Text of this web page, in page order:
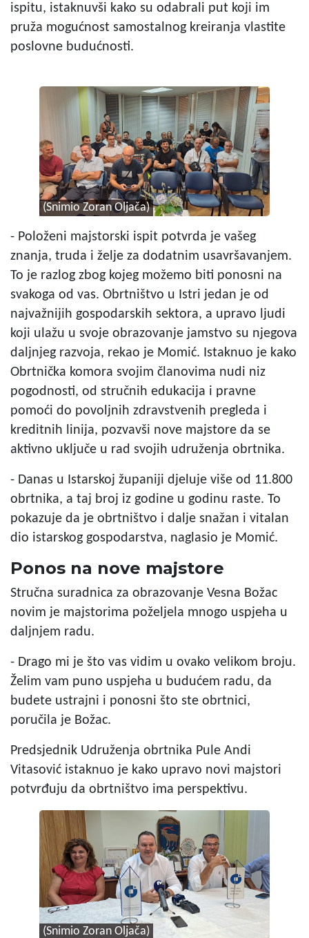
ispitu, istaknuvši kako su odabrali put koji im
pruža mogućnost samostalnog kreiranja vlastite
poslovne budućnosti.
(Snimio Zoran Oljača)
- Položeni majstorski ispit potvrda je vašeg
znanja, truda i želje za dodatnim usavršavanjem.
To je razlog zbog kojeg možemo biti ponosni na
svakoga od vas. Obrtništvo u Istri jedan je od
najvažnijih gospodarskih sektora, a upravo ljudi
koji ulažu u svoje obrazovanje jamstvo su njegova
daljnjeg razvoja, rekao je Momić. Istaknuo je kako
Obrtnička komora svojim članovima nudi niz
pogodnosti, od stručnih edukacija i pravne
pomoći do povoljnih zdravstvenih pregleda i
kreditnih linija, pozvavši nove majstore da se
aktivno uključe u rad svojih udruženja obrtnika.
- Danas u Istarskoj županiji djeluje više od 11.800
obrtnika, a taj broj iz godine u godinu raste. To
pokazuje da je obrtništvo i dalje snažan i vitalan
dio istarskog gospodarstva, naglasio je Momić.
Ponos na nove majstore
Stručna suradnica za obrazovanje Vesna Božac
novim je majstorima poželjela mnogo uspjeha u
daljnjem radu.
- Drago mi je što vas vidim u ovako velikom broju.
Želim vam puno uspjeha u budućem radu, da
budete ustrajni i ponosni što ste obrtnici,
poručila je Božac.
Predsjednik Udruženja obrtnika Pule Andi
Vitasović istaknuo je kako upravo novi majstori
potvrđuju da obrtništvo ima perspektivu.
(Snimio Zoran Oljača)